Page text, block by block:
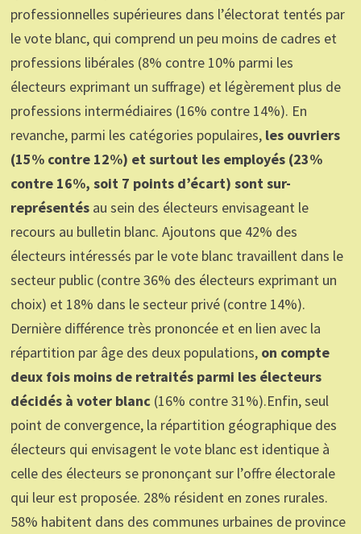
professionnelles supérieures dans l’électorat tentés par
le vote blanc, qui comprend un peu moins de cadres et
professions libérales (8% contre 10% parmi les
électeurs exprimant un suffrage) et légèrement plus de
professions intermédiaires (16% contre 14%). En
revanche, parmi les catégories populaires, les ouvriers
(15% contre 12%) et surtout les employés (23%
contre 16%, soit 7 points d’écart) sont sur-
représentés au sein des électeurs envisageant le
recours au bulletin blanc. Ajoutons que 42% des
électeurs intéressés par le vote blanc travaillent dans le
secteur public (contre 36% des électeurs exprimant un
choix) et 18% dans le secteur privé (contre 14%).
Dernière différence très prononcée et en lien avec la
répartition par âge des deux populations, on compte
deux fois moins de retraités parmi les électeurs
décidés à voter blanc (16% contre 31%).Enfin, seul
point de convergence, la répartition géographique des
électeurs qui envisagent le vote blanc est identique à
celle des électeurs se prononçant sur l’offre électorale
qui leur est proposée. 28% résident en zones rurales.
58% habitent dans des communes urbaines de province